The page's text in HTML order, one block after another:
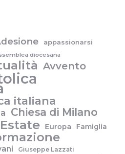
appassionarsi
diocesana
Avvento
italiana
Chiesa di Milano
Estate Europa Famiglia
Giuseppe Lazzati